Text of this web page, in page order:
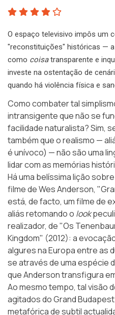
O espaço televisivo impôs um
"reconstituições" históricas —
como coisatransparente e
investe na ostentação de
quando há violência física e
Como combater tal
intransigente que não se
facilidade naturalista? Sim,
também que o realismo —
é unívoco) — não são uma
lidar com as memórias
Há uma belíssima lição
filme de Wes Anderson,
está, de facto, um filme de
aliás retomando o look
realizador, de "Os
Kingdom" (2012): a
algures na Europa entre as
se através de uma espécie
que Anderson transfigura
Ao mesmo tempo, tal visão
agitados do Grand
metafórica de subtil